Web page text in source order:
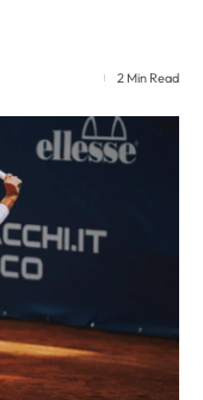
2 Min Read